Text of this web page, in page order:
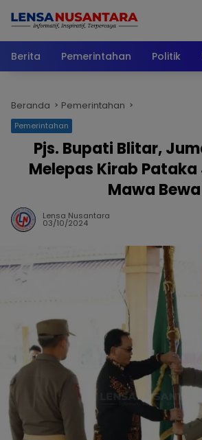
Berita
Pemerintahan Politik
Beranda Pemerintahan
Pemerintahan
Pjs. Bupati Blitar,
Melepas Kirab Pataka
Mawa Bewa
Lensa Nusantara
03/10/2024